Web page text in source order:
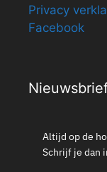
Privacy
Facebook
Altijd op de
Schrijf je dan